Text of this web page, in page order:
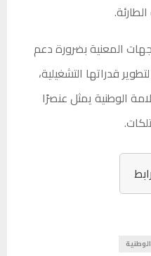
المعنية بضرورة دعم
قدراتها التشغيلية،
الوطنية يمثل عنصرًا